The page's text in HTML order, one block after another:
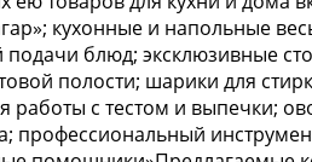
кухонные и напольные
блюд; эксклюзивные
полости; шарики для
с тестом и выпечки;
профессиональный